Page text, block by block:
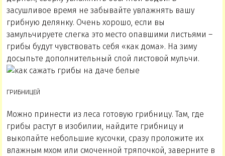
засушливое время не забывайте увлажнять вашу
грибную делянку. Очень хорошо, если вы
замульчируете слегка это место опавшими листьями –
грибы будут чувствовать себя «как дома». На зиму
досыпьте дополнительный слой листовой мульчи.
ГРИБНИЦЕЙ
Можно принести из леса готовую грибницу. Там, где
грибы растут в изобилии, найдите грибницу и
выкопайте небольшие кусочки, сразу проложите их
влажным мхом или смоченной тряпочкой, заверните в